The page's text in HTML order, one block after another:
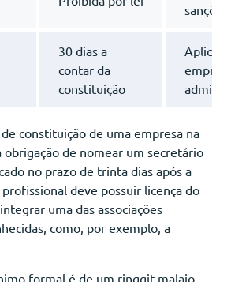
30 dias a
contar da
constituição
constituição de uma empresa na
obrigação de nomear um secretário
no prazo de trinta dias após a
deve possuir licença do
uma das associações
como, por exemplo, a
formal é de um ringgit malaio.